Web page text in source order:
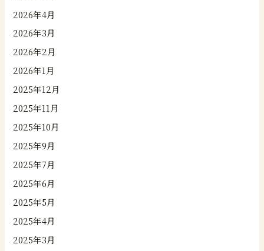
2026年4月
2026年3月
2026年2月
2026年1月
2025年12月
2025年11月
2025年10月
2025年9月
2025年7月
2025年6月
2025年5月
2025年4月
2025年3月